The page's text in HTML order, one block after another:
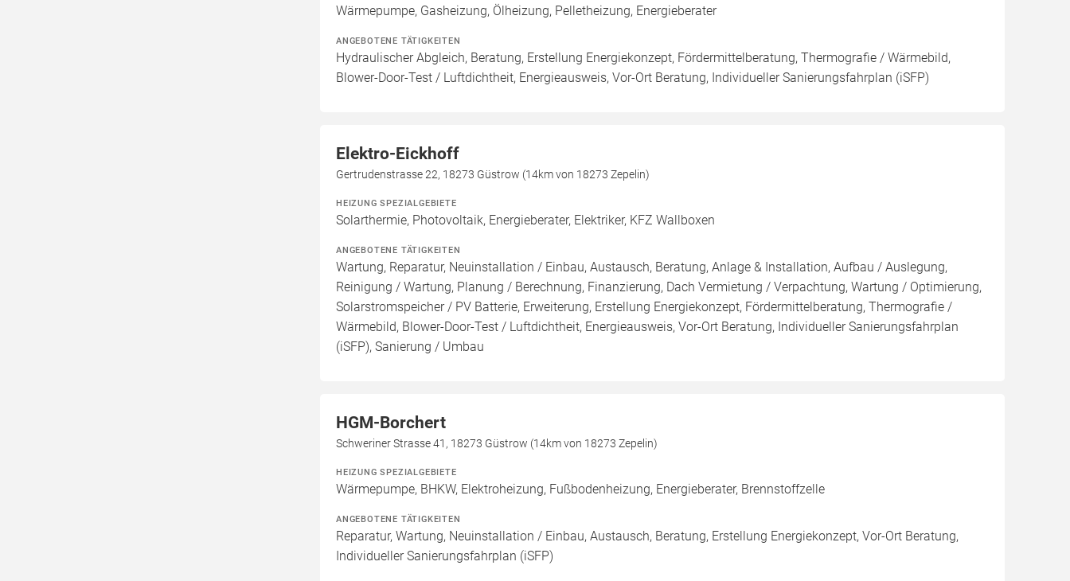
Wärmepumpe, Gasheizung, Ölheizung, Pelletheizung, Energieberater
ANGEBOTENE TÄTIGKEITEN
Hydraulischer Abgleich, Beratung, Erstellung Energiekonzept, Fördermittelberatung, Thermografie / Wärmebild,
Blower-Door-Test / Luftdichtheit, Energieausweis, Vor-Ort Beratung, Individueller Sanierungsfahrplan (iSFP)
Elektro-Eickhoff
Gertrudenstrasse 22, 18273 Güstrow (14km von 18273 Zepelin)
HEIZUNG SPEZIALGEBIETE
Solarthermie, Photovoltaik, Energieberater, Elektriker, KFZ Wallboxen
ANGEBOTENE TÄTIGKEITEN
Wartung, Reparatur, Neuinstallation / Einbau, Austausch, Beratung, Anlage & Installation, Aufbau / Auslegung,
Reinigung / Wartung, Planung / Berechnung, Finanzierung, Dach Vermietung / Verpachtung, Wartung / Optimierung,
Solarstromspeicher / PV Batterie, Erweiterung, Erstellung Energiekonzept, Fördermittelberatung, Thermografie /
Wärmebild, Blower-Door-Test / Luftdichtheit, Energieausweis, Vor-Ort Beratung, Individueller Sanierungsfahrplan
(iSFP), Sanierung / Umbau
HGM-Borchert
Schweriner Strasse 41, 18273 Güstrow (14km von 18273 Zepelin)
HEIZUNG SPEZIALGEBIETE
Wärmepumpe, BHKW, Elektroheizung, Fußbodenheizung, Energieberater, Brennstoffzelle
ANGEBOTENE TÄTIGKEITEN
Reparatur, Wartung, Neuinstallation / Einbau, Austausch, Beratung, Erstellung Energiekonzept, Vor-Ort Beratung,
Individueller Sanierungsfahrplan (iSFP)